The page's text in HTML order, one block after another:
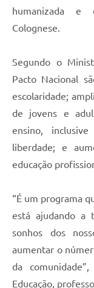
humanizada e
Colognese.
Segundo o
Pacto Nacional
escolaridade;
de jovens e
ensino,
liberdade; e
educação
“É um programa
está ajudando a
sonhos dos
aumentar o
da
Educação,